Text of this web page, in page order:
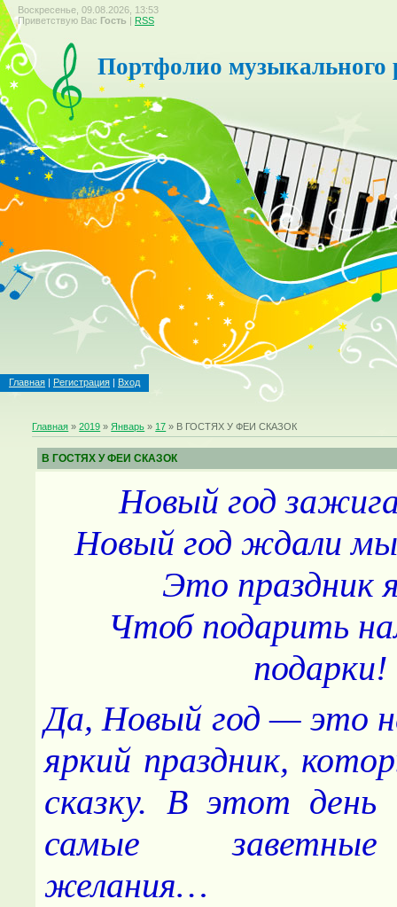
Воскресенье, 09.08.2026, 13:53
Приветствую Вас Гость | RSS
Портфолио музыкального
Главная | Регистрация | Вход
Главная »2019 » Январь » 17 » В ГОСТЯХ У ФЕИ СКАЗОК
В ГОСТЯХ У ФЕИ СКАЗОК
Новый год
Новый год ждали
Это праздник
Чтоб подарить
подарки!
Да, Новый год — это
яркий праздник,
сказку. В этот день
самые
желания…